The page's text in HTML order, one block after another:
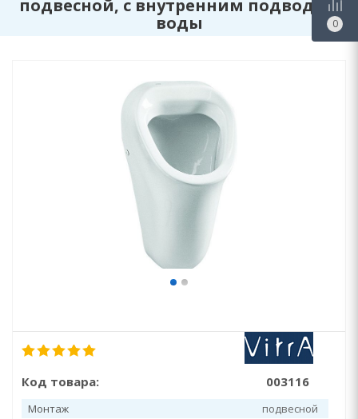
подвесной, с внутренним подводом
воды
Код товара: 003116
Монтаж
подвесной
0